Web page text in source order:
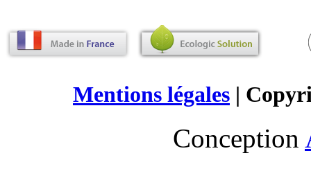
Mentions légales |
Conception